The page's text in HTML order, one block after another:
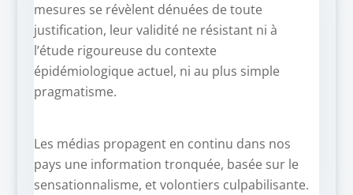
mesures se révèlent dénuées de toute
justification, leur validité ne résistant ni à
l’étude rigoureuse du contexte
épidémiologique actuel, ni au plus simple
pragmatisme.
Les médias propagent en continu dans nos
pays une information tronquée, basée sur le
sensationnalisme, et volontiers culpabilisante.